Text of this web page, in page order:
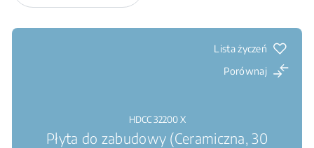
Lista życzeń
Porównaj
HDCC 32200 X
Płyta do zabudowy (Ceramiczna, 30